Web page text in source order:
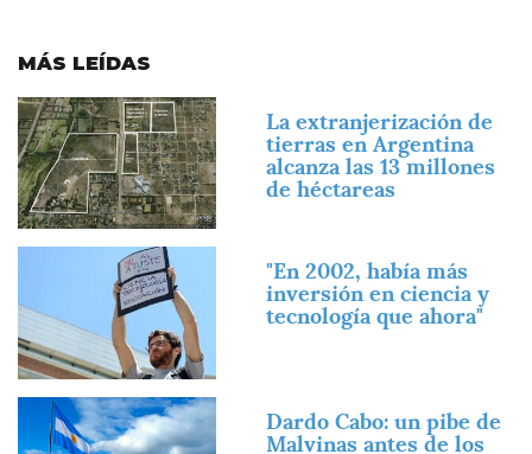
MÁS LEÍDAS
Imagen
La extranjerización de
tierras en Argentina
alcanza las 13 millones
de héctareas
"En 2002, había más
inversión en ciencia y
tecnología que ahora"
Imagen
Dardo Cabo: un pibe de
Malvinas antes de los